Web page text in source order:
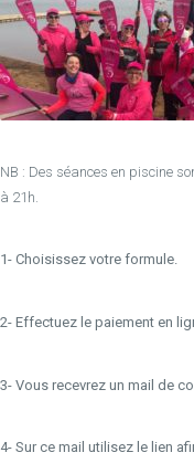
NB : Des séances en piscine
à 21h.
1- Choisissez votre formule.
2- Effectuez le paiement en
3- Vous recevrez un mail de
4- Sur ce mail utilisez le lien